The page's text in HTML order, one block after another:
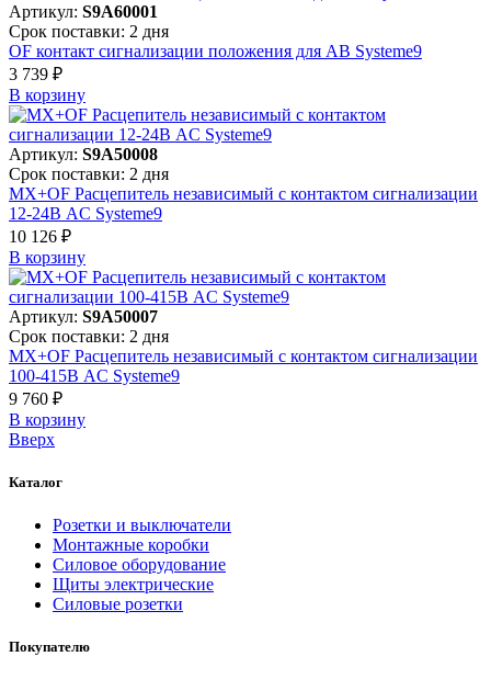
Артикул: S9A60001
Срок поставки: 2 дня
OF контакт сигнализации положения для АВ Systeme9
3 739 ₽
В корзинy
Артикул: S9A50008
Срок поставки: 2 дня
MX+OF Расцепитель независимый с контактом сигнализации
12-24В AC Systeme9
10 126 ₽
В корзинy
Артикул: S9A50007
Срок поставки: 2 дня
MX+OF Расцепитель независимый с контактом сигнализации
100-415В AC Systeme9
9 760 ₽
В корзинy
Вверх
Каталог
Розетки и выключатели
Монтажные коробки
Силовое оборудование
Щиты электрические
Силовые розетки
Покупателю